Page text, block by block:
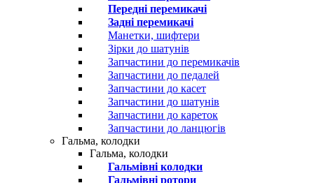
Передні перемикачі
Задні перемикачі
Манетки, шифтери
Зірки до шатунів
Запчастини до перемикачів
Запчастини до педалей
Запчастини до касет
Запчастини до шатунів
Запчастини до кареток
Запчастини до ланцюгів
Гальма, колодки
Гальма, колодки
Гальмівні колодки
Гальмівні ротори